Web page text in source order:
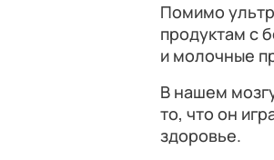
Помимо
продуктам с
и молочные
В нашем
то, что он
здоровье.